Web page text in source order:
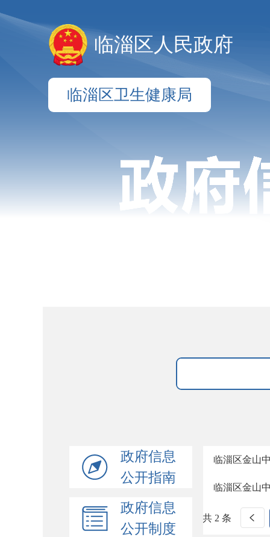
临淄区人民政府
临淄区卫生健康局
政府信息
公开指南
政府信息
公开制度
临淄区金山
临淄区金山
共 2 条